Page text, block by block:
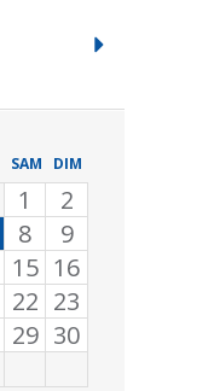
SAM DIM
1
2
8
9
15 16
22 23
29 30